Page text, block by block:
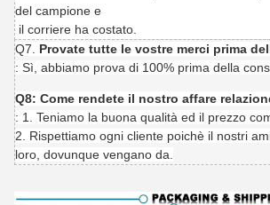
del campione e
il corriere ha costato.
Q7. Provate tutte le vostre merci prima
: Sì, abbiamo prova di 100% prima della
Q8: Come rendete il nostro affare
: 1. Teniamo la buona qualità ed il prezzo
2. Rispettiamo ogni cliente poichè il nostri
loro, dovunque vengano da.